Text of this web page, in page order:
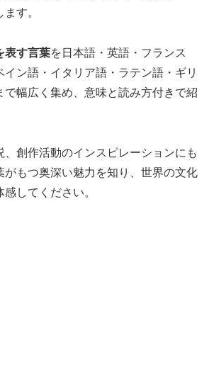
す。
表す言葉を日本語・英語・フランス
ン語・イタリア語・ラテン語・ギリ
で幅広く集め、意味と読み方付きで紹
、創作活動のインスピレーションにも
がもつ奥深い魅力を知り、世界の文化
してください。